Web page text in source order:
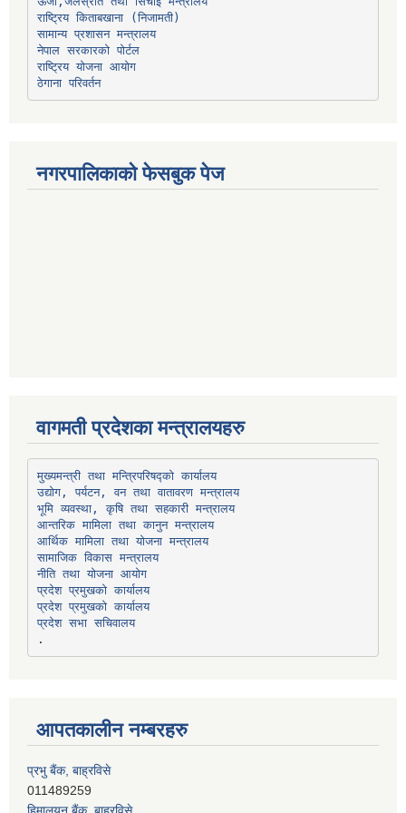
सामान्य प्रशासन मन्त्रालय
नेपाल सरकारको पोर्टल
राष्ट्रिय योजना आयोग
ठेगाना परिवर्तन
नगरपालिकाको फेसबुक पेज
वागमती प्रदेशका मन्त्रालयहरु
मुख्यमन्त्री तथा मन्त्रिपरिषद्को कार्यालय
उद्योग, पर्यटन, वन तथा वातावरण मन्त्रालय
भूमि व्यवस्था, कृषि तथा सहकारी मन्त्रालय
आन्तरिक मामिला तथा कानुन मन्त्रालय
आर्थिक मामिला तथा योजना मन्त्रालय
सामाजिक विकास मन्त्रालय
नीति तथा योजना आयोग
प्रदेश प्रमुखको कार्यालय
प्रदेश प्रमुखको कार्यालय
प्रदेश सभा सचिवालय
आपतकालीन नम्बरहरु
प्रभु बैंक, बाह्रविसे
011489259